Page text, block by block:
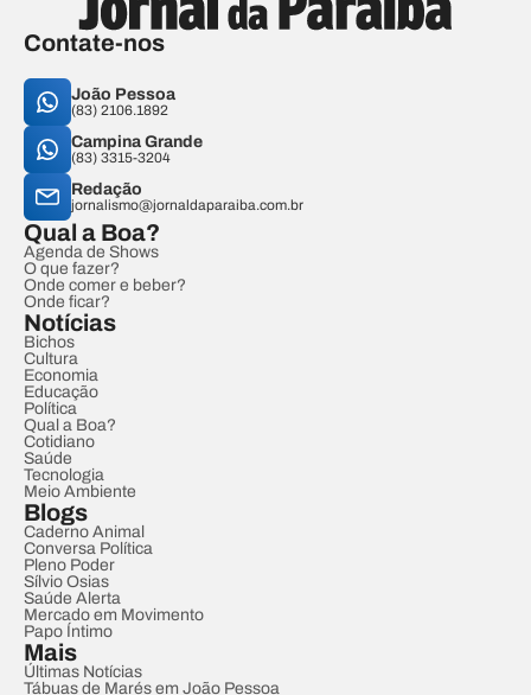
Contate-nos
João Pessoa
(83) 2106.1892
Campina Grande
(83) 3315-3204
Redação
jornalismo@jornaldaparaiba.com.br
Qual a Boa?
Agenda de Shows
O que fazer?
Onde comer e beber?
Onde ficar?
Notícias
Bichos
Cultura
Economia
Educação
Política
Qual a Boa?
Cotidiano
Saúde
Tecnologia
Meio Ambiente
Blogs
Caderno Animal
Conversa Política
Pleno Poder
Sílvio Osias
Saúde Alerta
Mercado em Movimento
Papo Íntimo
Mais
Últimas Notícias
Tábuas de Marés em João Pessoa